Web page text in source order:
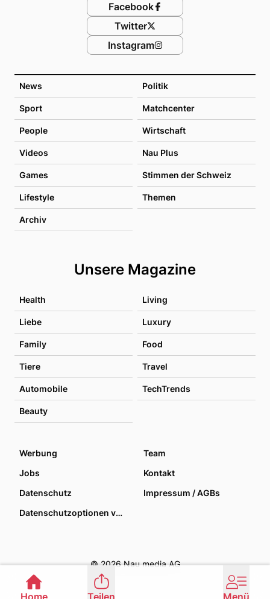
News Politik
Sport Matchcenter
People Wirtschaft
Videos Nau Plus
Games Stimmen der Schweiz
Lifestyle Themen
Archiv
Unsere Magazine
Health Living
Liebe Luxury
Family Food
Tiere Travel
Automobile TechTrends
Beauty
Facebook
Twitter
Instagram
Werbung
Team
Jobs
Kontakt
Datenschutz
Impressum / AGBs
Datenschutzoptionen verwalten
© 2026 Nau media AG
Home Teilen Menü